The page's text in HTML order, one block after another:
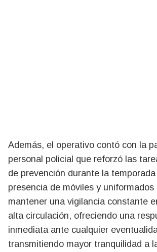
Además, el operativo contó con la
personal policial que reforzó las
de prevención durante la
presencia de móviles y uniformados
mantener una vigilancia constante
alta circulación, ofreciendo una
inmediata ante cualquier
transmitiendo mayor tranquilidad a